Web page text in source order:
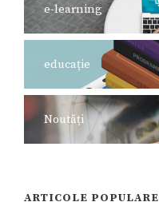
e-learning
educație
Noutăți
ARTICOLE POPULARE